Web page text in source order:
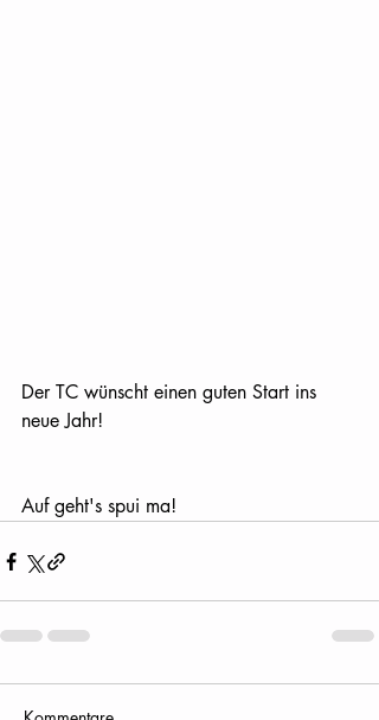
Der TC wünscht einen guten Start ins
neue Jahr!
Auf geht's spui ma!